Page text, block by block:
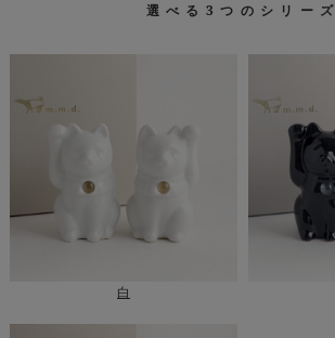
選べる3つのシリーズ
白